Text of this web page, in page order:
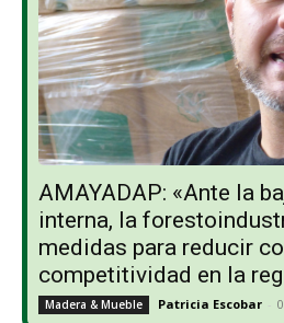
AMAYADAP: «Ante la
interna, la
medidas para reducir
competitividad en la
Madera & Mueble Patricia Escobar -